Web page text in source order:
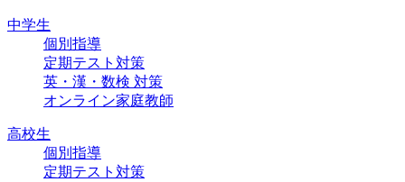
中学生
個別指導
定期テスト対策
英・漢・数検 対策
オンライン家庭教師
高校生
個別指導
定期テスト対策